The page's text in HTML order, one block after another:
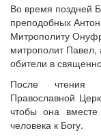
Во время поздней
преподобных
Митрополиту
митрополит Павел,
обители в
После чтения
Православной
чтобы она
человека к Богу.